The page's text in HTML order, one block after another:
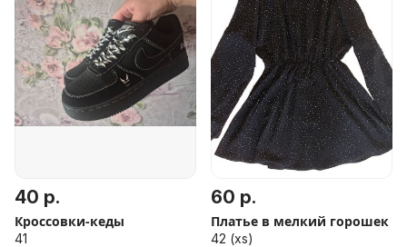
40 р.
Кроссовки-кеды
41
60 р.
Платье в мелкий горошек
42 (xs)